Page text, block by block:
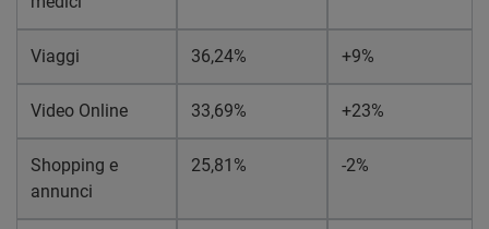
Viaggi 36,24% +9%
Video Online 33,69% +23%
Shopping e
annunci
25,81% -2%